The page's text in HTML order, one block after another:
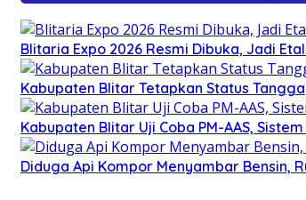
Blitaria Expo 2026 Resmi Dibuka, Jadi
Kabupaten Blitar Tetapkan Status
Kabupaten Blitar Uji Coba PM-AAS,
Diduga Api Kompor Menyambar Bensin,